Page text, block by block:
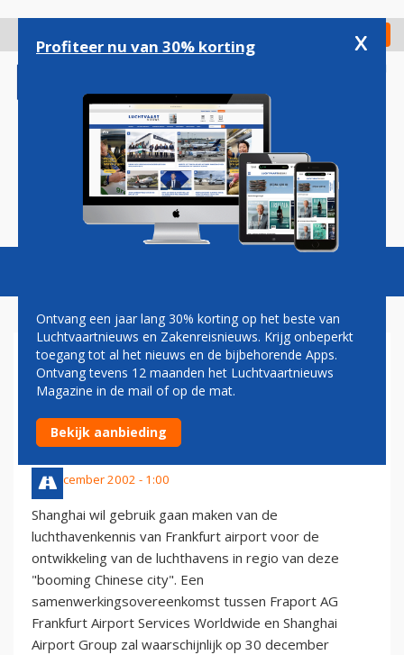
gaan
Check in
Magazine Podcasts Vacatures
EXPERTISE FRANKFURT
AIRPORT WORDT INGEZET IN
SHANGHAI*
30 december 2002 - 1:00
Shanghai wil gebruik gaan maken van de
luchthavenkennis van Frankfurt airport voor de
ontwikkeling van de luchthavens in regio van deze
"booming Chinese city". Een
samenwerkingsovereenkomst tussen Fraport AG
Frankfurt Airport Services Worldwide en Shanghai
Airport Group zal waarschijnlijk op 30 december
Profiteer nu van 30% korting x
Ontvang een jaar lang 30% korting op het beste van
Luchtvaartnieuws en Zakenreisnieuws. Krijg onbeperkt
toegang tot al het nieuws en de bijbehorende Apps.
Ontvang tevens 12 maanden het Luchtvaartnieuws
Magazine in de mail of op de mat.
Bekijk aanbieding